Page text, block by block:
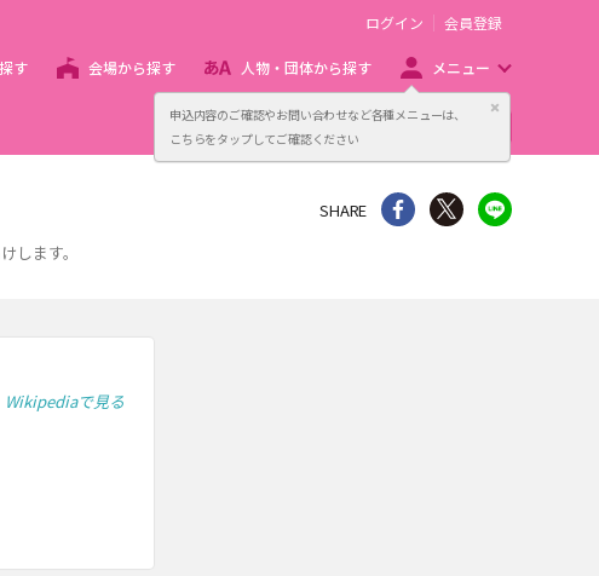
申込内容のご確認やお問い合わせなど各種メニューは、
こちらをタップしてご確認ください
閉じる
ログイン 会員登録
す 会場から探す 人物・団体から探す メニュー
主催者向け販売サービス
します。
SHARE シェア Twitter
Wikipediaで見る